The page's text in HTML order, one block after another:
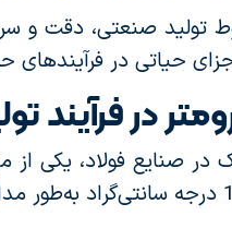
تولید صنعتی، دقت و
حیاتی در فرآیندهای
در
در صنایع فولاد، یکی